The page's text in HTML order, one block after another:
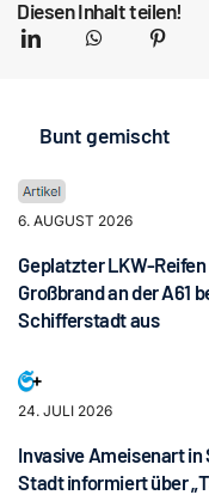
Diesen Inhalt teilen!
Bunt gemischt
6. AUGUST 2026
Geplatzter LKW-
Großbrand an der A61
Schifferstadt aus
24. JULI 2026
Invasive Ameisenart
Stadt informiert über